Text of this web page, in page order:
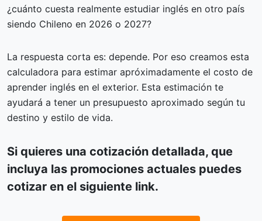
¿cuánto cuesta realmente estudiar inglés en otro país
siendo Chileno en 2026 o 2027?
La respuesta corta es: depende. Por eso creamos esta
calculadora para estimar apróximadamente el costo de
aprender inglés en el exterior. Esta estimación te
ayudará a tener un presupuesto aproximado según tu
destino y estilo de vida.
Si quieres una cotización detallada, que
incluya las promociones actuales puedes
cotizar en el siguiente link.